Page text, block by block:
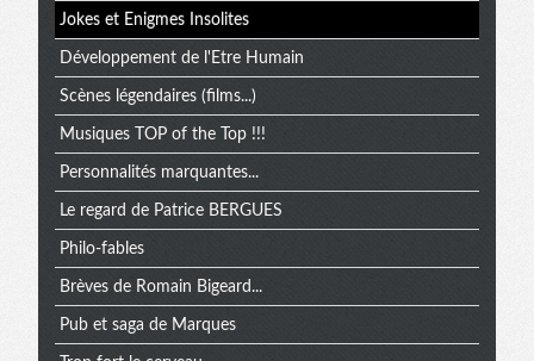
Jokes et Enigmes Insolites
Développement de l'Etre Humain
Scènes légendaires (films...)
Musiques TOP of the Top !!!
Personnalités marquantes...
Le regard de Patrice BERGUES
Philo-fables
Brèves de Romain Bigeard...
Pub et saga de Marques